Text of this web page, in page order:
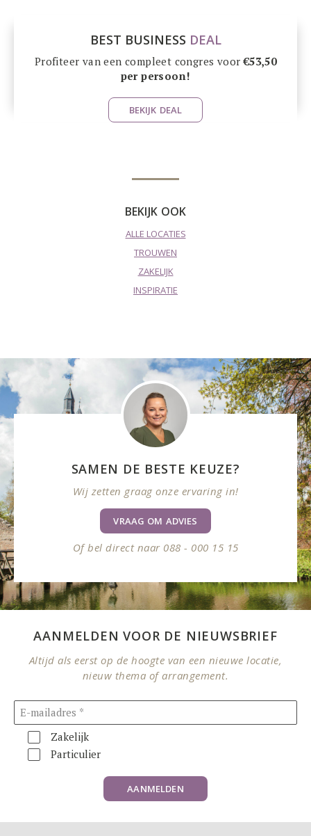
BEST BUSINESS DEAL
Profiteer van een compleet congres voor€53,50
per persoon!
BEKIJK DEAL
BEKIJK OOK
ALLE LOCATIES
TROUWEN
ZAKELIJK
INSPIRATIE
SAMEN DE BESTE KEUZE?
Wij zetten graag onze ervaring in!
VRAAG OM ADVIES
Of bel direct naar 088 - 000 15 15
AANMELDEN VOOR DE NIEUWSBRIEF
Altijd als eerst op de hoogte van een nieuwe locatie,
nieuw thema of arrangement.
Zakelijk
Particulier
AANMELDEN